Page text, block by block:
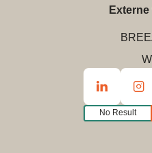
No Result